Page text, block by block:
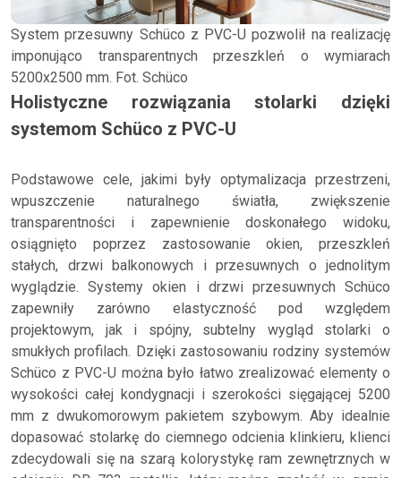
System przesuwny Schüco z PVC-U pozwolił na realizację
imponująco transparentnych przeszkleń o wymiarach
5200x2500 mm. Fot. Schüco
Holistyczne rozwiązania stolarki dzięki
systemom Schüco z PVC-U
Podstawowe cele, jakimi były optymalizacja przestrzeni,
wpuszczenie naturalnego światła, zwiększenie
transparentności i zapewnienie doskonałego widoku,
osiągnięto poprzez zastosowanie okien, przeszkleń
stałych, drzwi balkonowych i przesuwnych o jednolitym
wyglądzie. Systemy okien i drzwi przesuwnych Schüco
zapewniły zarówno elastyczność pod względem
projektowym, jak i spójny, subtelny wygląd stolarki o
smukłych profilach. Dzięki zastosowaniu rodziny systemów
Schüco z PVC-U można było łatwo zrealizować elementy o
wysokości całej kondygnacji i szerokości sięgającej 5200
mm z dwukomorowym pakietem szybowym. Aby idealnie
dopasować stolarkę do ciemnego odcienia klinkieru, klienci
zdecydowali się na szarą kolorystykę ram zewnętrznych w